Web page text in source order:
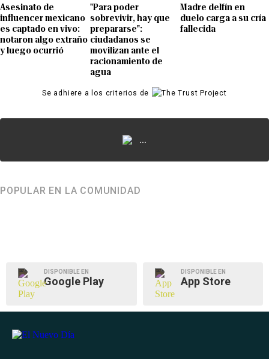
Asesinato de
influencer mexicano
es captado en vivo:
notaron algo extraño
y luego ocurrió
"Para poder
sobrevivir, hay que
prepararse":
ciudadanos se
movilizan ante el
racionamiento de
agua
Madre delfín en
duelo carga a su cría
fallecida
Se adhiere a los criterios de
...
POPULAR EN LA COMUNIDAD
DISPONIBLE EN
Google Play
DISPONIBLE EN
App Store